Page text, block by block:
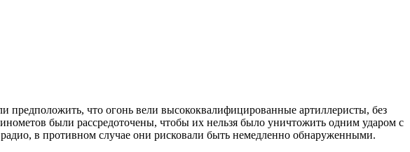
предположить, что огонь вели высококвалифицированные артиллеристы, без
были рассредоточены, чтобы их нельзя было уничтожить одним ударом с
в противном случае они рисковали быть немедленно обнаруженными.